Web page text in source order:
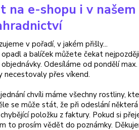
- cena za kus v 3-kusovém balení
- cena za kus
na e-shopu i v našem
v pořadí, v jakém přišly...
a balíček můžete čekat
Odesíláme od pondělí
necestovaly přes víkend.
chvíli máme všechny rostliny,
se může stát, že při odeslání některá
položku z faktury. Pokud si
to prosím vědět do poznámky.